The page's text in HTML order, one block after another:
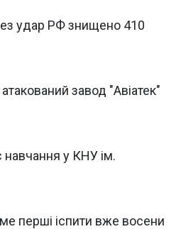
удар РФ знищено 410
завод "Авіатек"
навчання у КНУ ім.
перші іспити вже восени